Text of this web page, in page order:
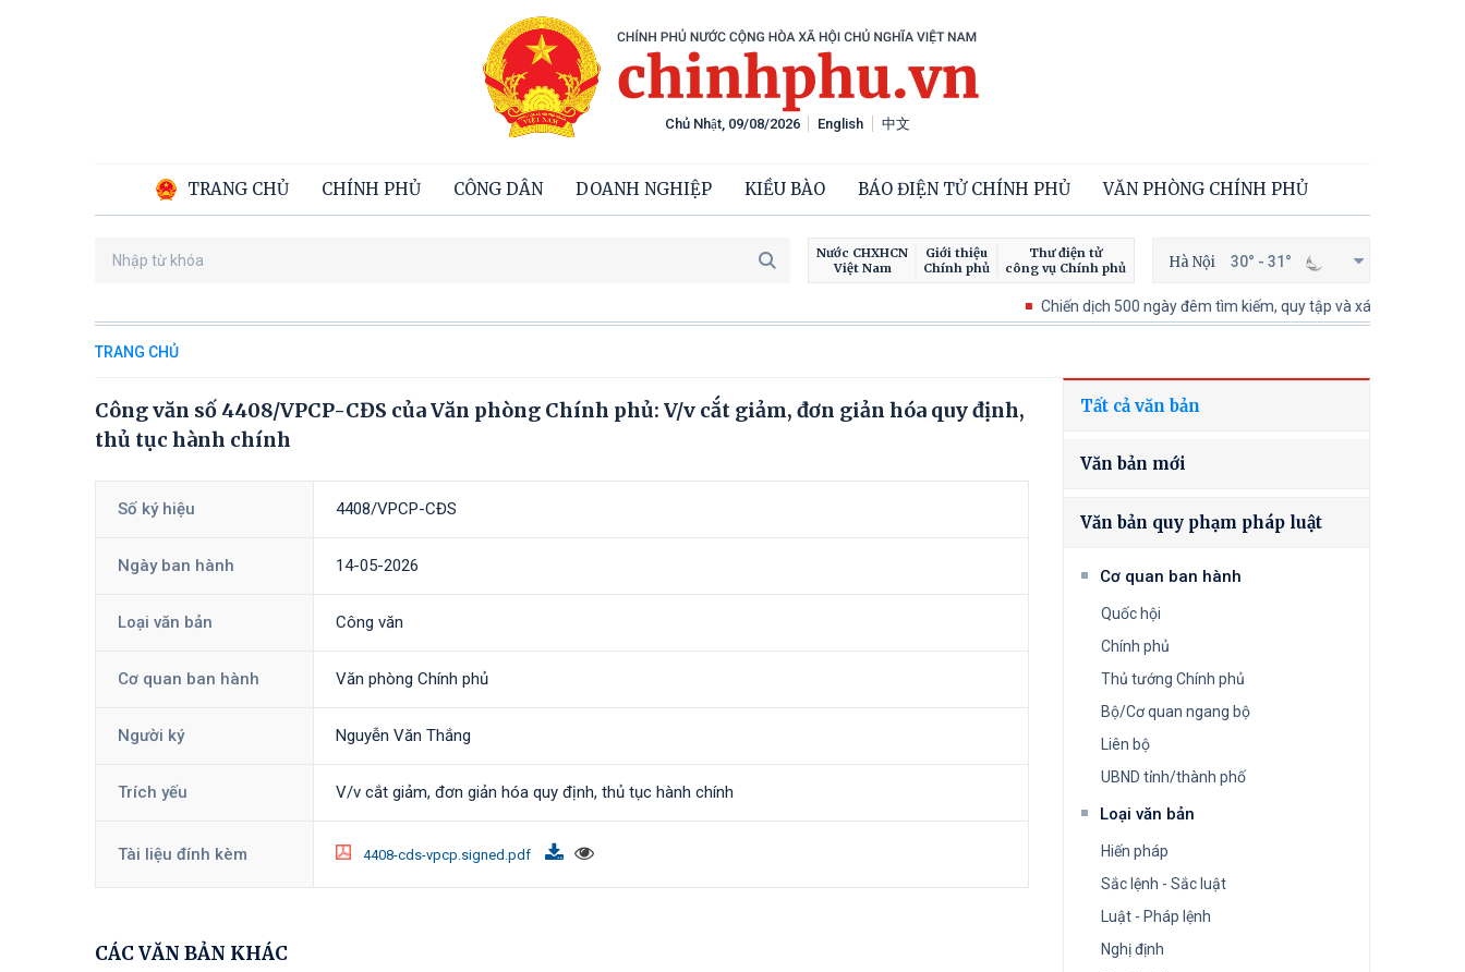
English 中文
TRANG CHỦ CHÍNH PHỦ CÔNG DÂN DOANH NGHIỆP KIỀU BÀO BÁO ĐIỆN TỬ CHÍNH PHỦ VĂN PHÒNG CHÍNH PHỦ
Chủ Nhật, 09/08/2026
Nước CHXHCN
Việt Nam
Giới thiệu
Chính phủ
Thư điện tử
công vụ Chính phủ
Hà Nội 30° - 31°
Chiến dịch 500 ngày đêm tìm kiếm, quy tập và xác định danh tính hài
TRANG CHỦ
Công văn số 4408/VPCP-CĐS của Văn phòng Chính phủ: V/v cắt giảm, đơn giản hóa quy định,
thủ tục hành chính
Số ký hiệu 4408/VPCP-CĐS
Ngày ban hành 14-05-2026
Loại văn bản Công văn
Cơ quan ban hành Văn phòng Chính phủ
Người ký Nguyễn Văn Thắng
Trích yếu V/v cắt giảm, đơn giản hóa quy định, thủ tục hành chính
Tài liệu đính kèm 4408-cds-vpcp.signed.pdf
CÁC VĂN BẢN KHÁC
Tất cả văn bản
Văn bản mới
Văn bản quy phạm pháp luật
Cơ quan ban hành
Quốc hội
Chính phủ
Thủ tướng Chính phủ
Bộ/Cơ quan ngang bộ
Liên bộ
UBND tỉnh/thành phố
Loại văn bản
Hiến pháp
Sắc lệnh - Sắc luật
Luật - Pháp lệnh
Nghị định